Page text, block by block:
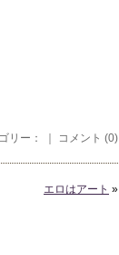
リー： ｜ コメント (0)
エロはアート »